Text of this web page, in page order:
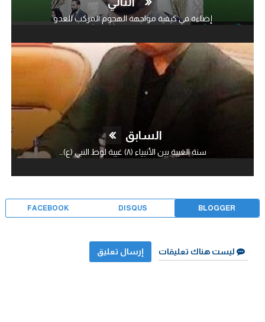
إضاءة في كيفية مواجهة الهجوم المركب للعدو
السابق
سنة الغيبة بين الأنبياء (٨) غيبة لوط النبي (ع)…
BLOGGER
DISQUS
FACEBOOK
ليست هناك تعليقات إرسال تعليق